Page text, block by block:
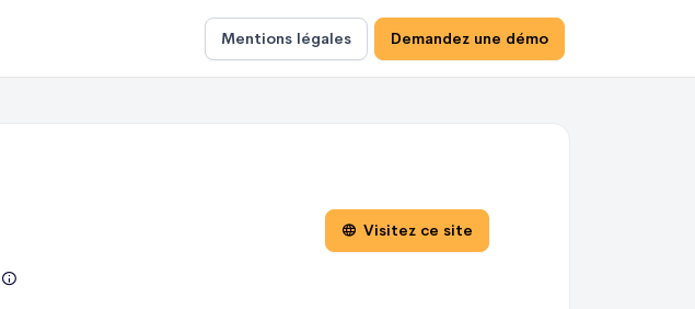
Mentions légales Demandez une démo
Visitez ce site